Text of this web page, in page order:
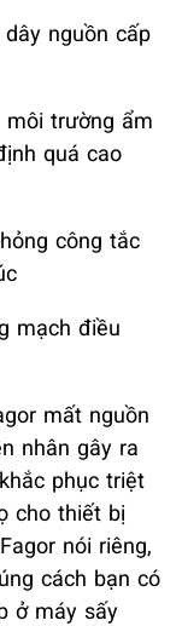
nguồn cấp
trường ẩm
quá cao
công tắc
mạch điều
mất nguồn
nhân gây ra
phục triệt
cho thiết bị
nói riêng,
cách bạn có
ở máy sấy